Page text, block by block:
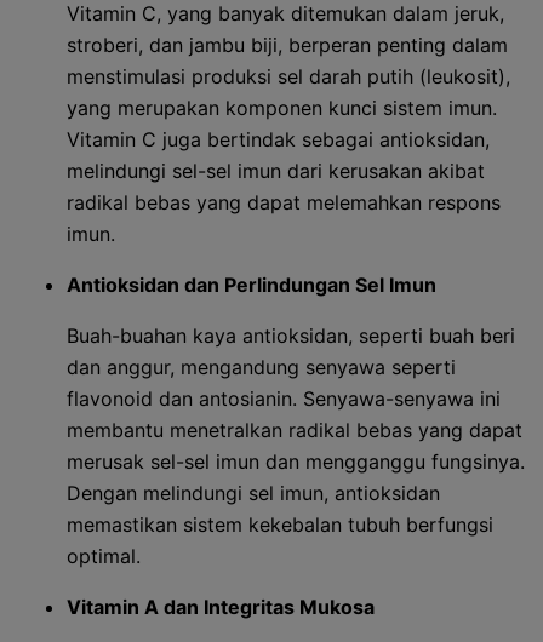
Vitamin C, yang banyak ditemukan dalam jeruk,
stroberi, dan jambu biji, berperan penting dalam
menstimulasi produksi sel darah putih (leukosit),
yang merupakan komponen kunci sistem imun.
Vitamin C juga bertindak sebagai antioksidan,
melindungi sel-sel imun dari kerusakan akibat
radikal bebas yang dapat melemahkan respons
imun.
Antioksidan dan Perlindungan Sel Imun
Buah-buahan kaya antioksidan, seperti buah beri
dan anggur, mengandung senyawa seperti
flavonoid dan antosianin. Senyawa-senyawa ini
membantu menetralkan radikal bebas yang dapat
merusak sel-sel imun dan mengganggu fungsinya.
Dengan melindungi sel imun, antioksidan
memastikan sistem kekebalan tubuh berfungsi
optimal.
Vitamin A dan Integritas Mukosa